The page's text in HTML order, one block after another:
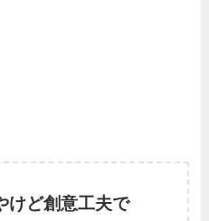
けど創意工夫で